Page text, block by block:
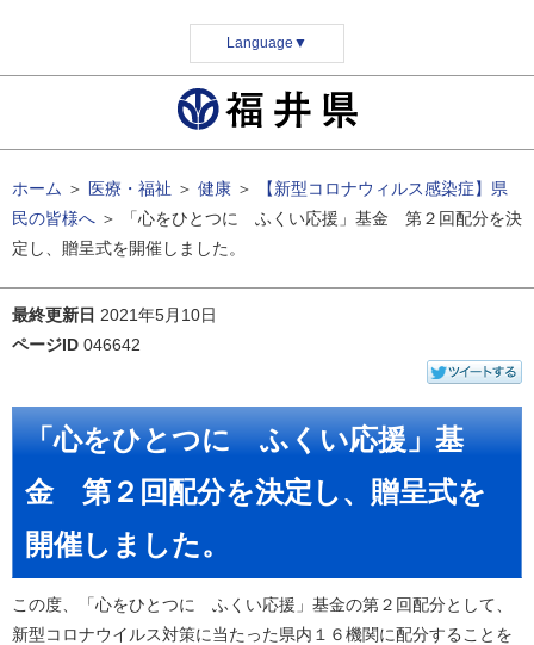
Language ▼
ホーム ＞ 医療・福祉 ＞ 健康 ＞
【新型コロナウィルス感染症】県
民の皆様へ ＞
「心をひとつに ふくい応援」基金 第２回配分を決
定し、贈呈式を開催しました。
最終更新日 2021年5月10日
ページID 046642
「心をひとつに ふくい応援」基
金 第２回配分を決定し、贈呈式を
開催しました。
この度、「心をひとつに ふくい応援」基金の第２回配分として、
新型コロナウイルス対策に当たった県内１６機関に配分することを